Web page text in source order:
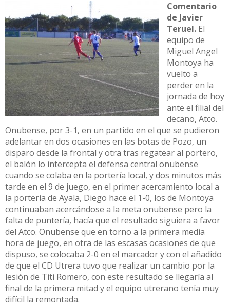
Comentario
de Javier
Teruel. El
equipo de
Miguel Angel
Montoya ha
vuelto a
perder en la
jornada de hoy
ante el filial del
decano, Atco.
Onubense, por 3-1, en un partido en el que se pudieron
adelantar en dos ocasiones en las botas de Pozo, un
disparo desde la frontal y otra tras regatear al portero,
el balón lo intercepta el defensa central onubense
cuando se colaba en la portería local, y dos minutos más
tarde en el 9 de juego, en el primer acercamiento local a
la portería de Ayala, Diego hace el 1-0, los de Montoya
continuaban acercándose a la meta onubense pero la
falta de puntería, hacía que el resultado siguiera a favor
del Atco. Onubense que en torno a la primera media
hora de juego, en otra de las escasas ocasiones de que
dispuso, se colocaba 2-0 en el marcador y con el añadido
de que el CD Utrera tuvo que realizar un cambio por la
lesión de Titi Romero, con este resultado se llegaría al
final de la primera mitad y el equipo utrerano tenía muy
difícil la remontada.